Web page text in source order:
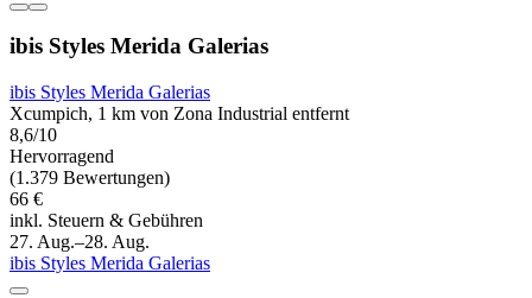
ibis Styles Merida Galerias
ibis Styles Merida Galerias
Xcumpich, 1 km von Zona Industrial entfernt
8,6/10
Hervorragend
(1.379 Bewertungen)
66 €
inkl. Steuern & Gebühren
27. Aug.–28. Aug.
ibis Styles Merida Galerias